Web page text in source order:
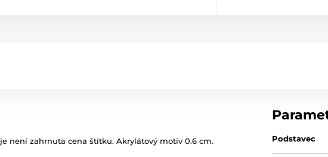
není zahrnuta cena štítku. Akrylátový motiv 0.6 cm.
Podstavec